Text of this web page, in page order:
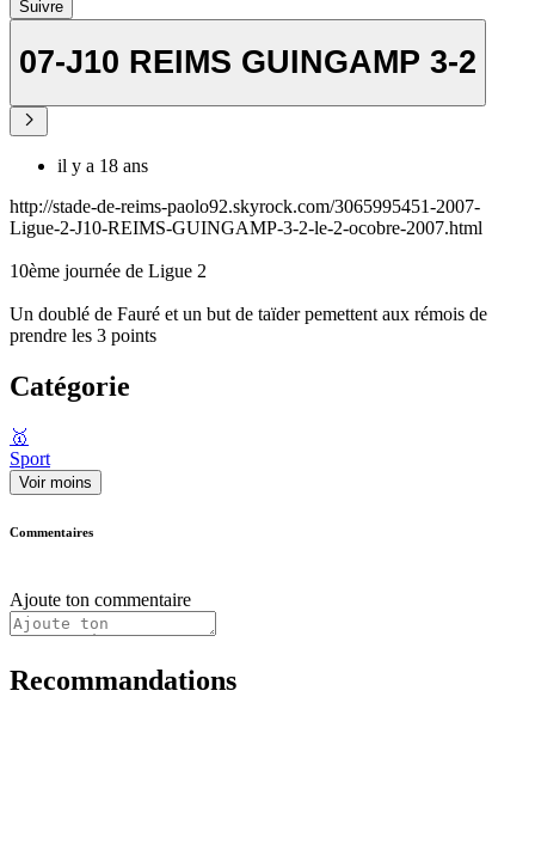
Suivre
07-J10 REIMS GUINGAMP 3-2
il y a 18 ans
http://stade-de-reims-paolo92.skyrock.com/3065995451-2007-
Ligue-2-J10-REIMS-GUINGAMP-3-2-le-2-ocobre-2007.html
10ème journée de Ligue 2
Un doublé de Fauré et un but de taïder pemettent aux rémois de
prendre les 3 points
Catégorie
🥇
Sport
Voir moins
Commentaires
Ajoute ton commentaire
Recommandations